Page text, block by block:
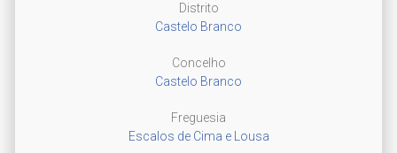
Distrito
Castelo Branco
Concelho
Castelo Branco
Freguesia
Escalos de Cima e Lousa